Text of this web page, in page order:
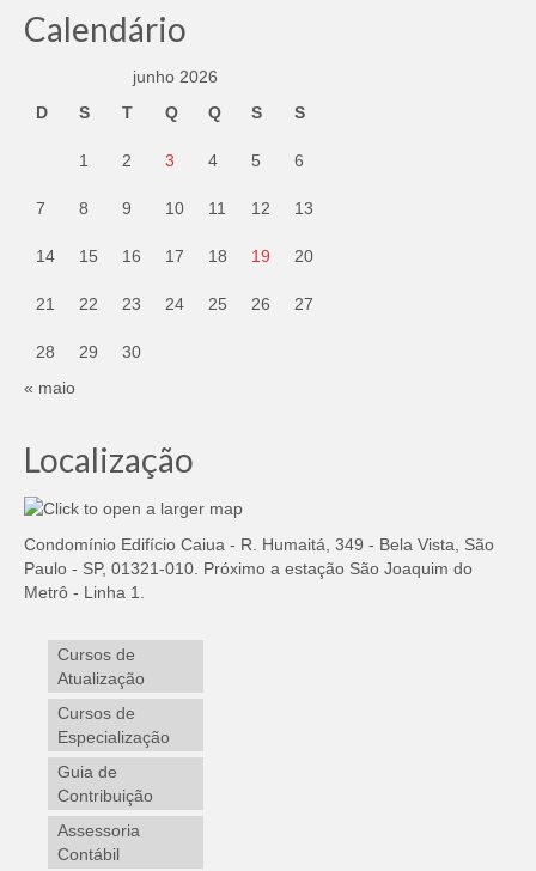
Calendário
junho 2026
D
S T Q Q S S
1 2 3 4 5 6
7 8 9 10 11 12 13
14 15 16 17 18 19 20
21 22 23 24 25 26 27
28 29
30
« maio
Localização
Condomínio Edifício Caiua - R. Humaitá, 349 - Bela Vista, São
Paulo - SP, 01321-010. Próximo a estação São Joaquim do
Metrô - Linha 1.
Cursos de
Atualização
Cursos de
Especialização
Guia de
Contribuição
Assessoria
Contábil